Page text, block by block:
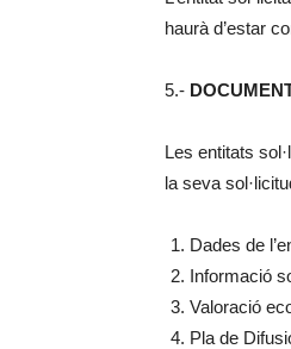
haurà d’estar
5.-
Les entitats
la seva
Dades de
Informació
Valoració
Pla de